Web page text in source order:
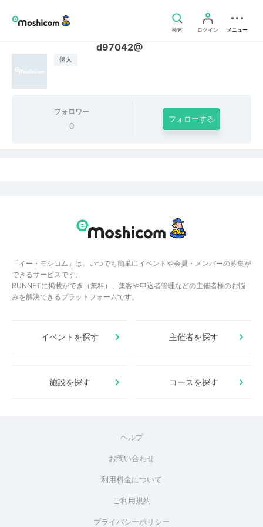
検索 ログイン メニュー
個人
d97042@
フォロワー
0
フォローする
「イー・モシコム」は、いつでも簡単にイベントや会員・メンバーの募集が
できるサービスです。
RUNNETに掲載ができ（無料）、集客や申込者管理などの主催者様のお悩
みを解決できるプラットフォームです。
イベントを探す 主催者を探す
施設を探す コースを探す
ヘルプ
お問い合わせ
利用料金について
ご利用規約
プライバシーポリシー